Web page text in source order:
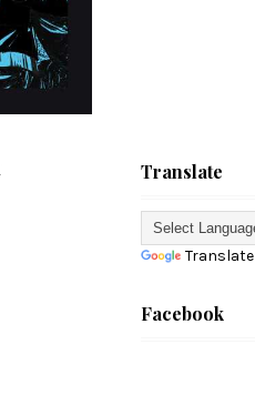
Translate
Translate
Facebook